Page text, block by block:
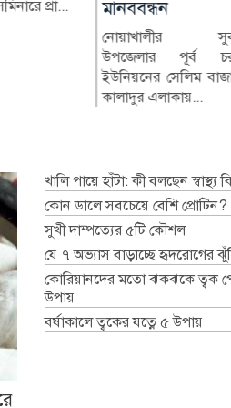
প্রা...
সাবেক নির্বাহী
(ইউএনও) নাজমুল
বিরু...
মানু...
মানববন্ধন
নোয়াখালীর
উপজেলার পূর্ব
ইউনিয়নের সেলিম
কালাদুর এলাকায়...
খালি পায়ে হাঁটা: কী বলছেন স্বাস্থ্য
কোন ডালে সবচেয়ে বেশি প্রোটিন?
সুখী দাম্পত্যের ৫টি কৌশল
যে ৭ অভ্যাস বাড়াচ্ছে হৃদরোগের
কোরিয়ানদের মতো ঝকঝকে ত্বক
উপায়
বর্ষাকালে ত্বকের যত্নে ৫ উপায়